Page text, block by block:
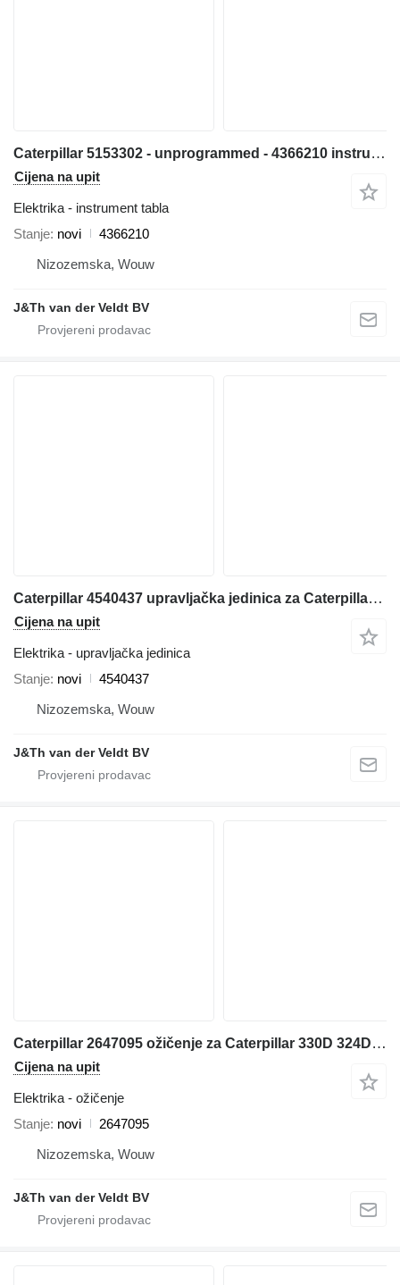
Caterpillar 5153302 - unprogrammed - 4366210 instrument tabla za Caterpillar 538 558 568 C7.1 3499 320E 323E 314E 324E 316E 336E 318E 329E 349E 320F 330F 311F 391F 312F 352F 313F 323F 314F 374F 315F 325F 335F 316F 326F 318F 349F 320D2 330D2 340D2 323D2 326D2 336D2 329D2 349D2 MH3295 bagera
Cijena na upit
Elektrika - instrument tabla
Stanje novi
4366210
Nizozemska, Wouw
J&Th van der Veldt BV
Caterpillar 4540437 upravljačka jedinica za Caterpillar 320E 312E 324E 336E 329E 349E 330F 312F 352F 336F 349F 320EL 324EL 316EL 336EH 336EL 329EL 349EL 390FL 374FL 316FL 326FL 336FL 349FL 320ERR 314ECR 336ELH 312FGC 314FCR 336FXE 320ELRR 314ELCR 336FLXE bagera
Cijena na upit
Elektrika - upravljačka jedinica
Stanje novi
4540437
Nizozemska, Wouw
J&Th van der Veldt BV
Caterpillar 2647095 ožičenje za Caterpillar 330D 324D 325D 336D 329D bagera
Cijena na upit
Elektrika - ožičenje
Stanje novi
2647095
Nizozemska, Wouw
J&Th van der Veldt BV